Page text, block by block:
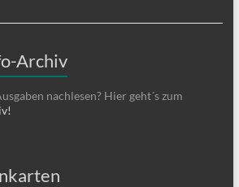
Archiv
nachlesen? Hier geht´s zum